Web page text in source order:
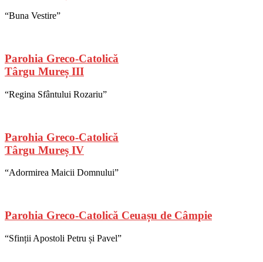
“Buna Vestire”
Parohia Greco-Catolică
Târgu Mureș III
“Regina Sfântului Rozariu”
Parohia Greco-Catolică
Târgu Mureș IV
“Adormirea Maicii Domnului”
Parohia Greco-Catolică Ceuașu de Câmpie
“Sfinții Apostoli Petru și Pavel”